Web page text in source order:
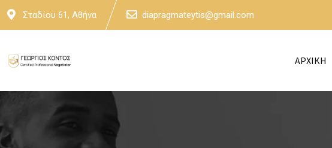
Skip
Σταδίου 61, Αθήνα diapragmateytis@gmail.com
ΑΡΧΙΚΗ